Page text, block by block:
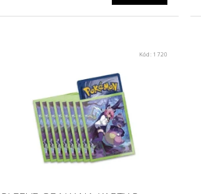
Kód: 1720